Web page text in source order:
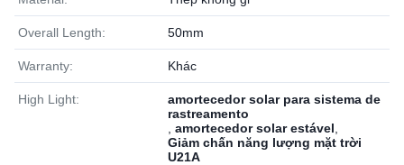
Overall Length: 50mm
Warranty: Khác
High Light:
amortecedor solar para sistema de
rastreamento
amortecedor solar estável
Giảm chấn năng lượng mặt trời
U21A